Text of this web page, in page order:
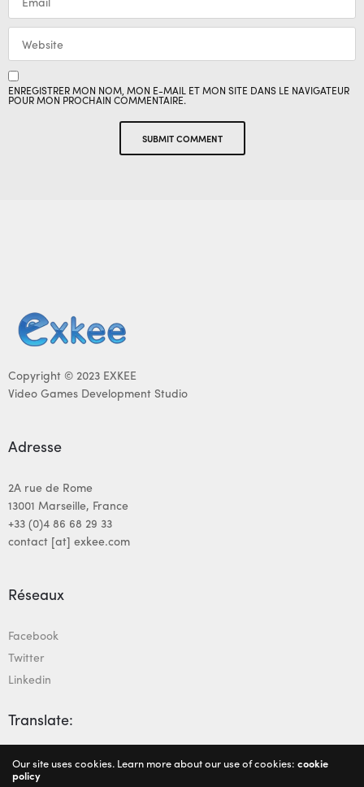
ENREGISTRER MON NOM, MON E-MAIL ET MON SITE DANS LE NAVIGATEUR
POUR MON PROCHAIN COMMENTAIRE.
Copyright © 2023 EXKEE
Video Games Development Studio
Adresse
2A rue de Rome
13001 Marseille, France
+33 (0)4 86 68 29 33
contact [at] exkee.com
Réseaux
Facebook
Twitter
Linkedin
Translate:
Our site uses cookies. Learn more about our use of cookies: cookie
policy